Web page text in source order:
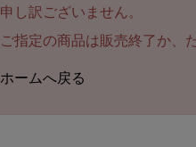
申し訳ございません。
ご指定の商品は販売終了か、
ホームへ戻る